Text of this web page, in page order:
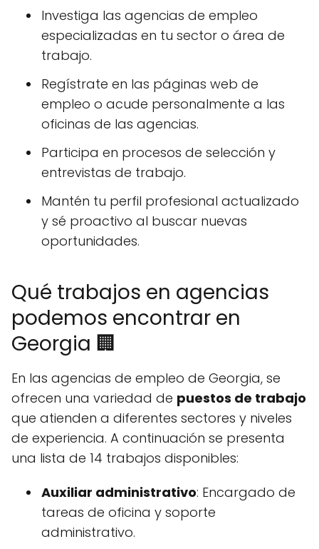
Investiga las agencias de empleo
especializadas en tu sector o área de
trabajo.
Regístrate en las páginas web de
empleo o acude personalmente a las
oficinas de las agencias.
Participa en procesos de selección y
entrevistas de trabajo.
Mantén tu perfil profesional actualizado
y sé proactivo al buscar nuevas
oportunidades.
Qué trabajos en agencias
podemos encontrar en
Georgia 🏢
En las agencias de empleo de Georgia, se
ofrecen una variedad de puestos de trabajo
que atienden a diferentes sectores y niveles
de experiencia. A continuación se presenta
una lista de 14 trabajos disponibles:
Auxiliar administrativo: Encargado de
tareas de oficina y soporte
administrativo.